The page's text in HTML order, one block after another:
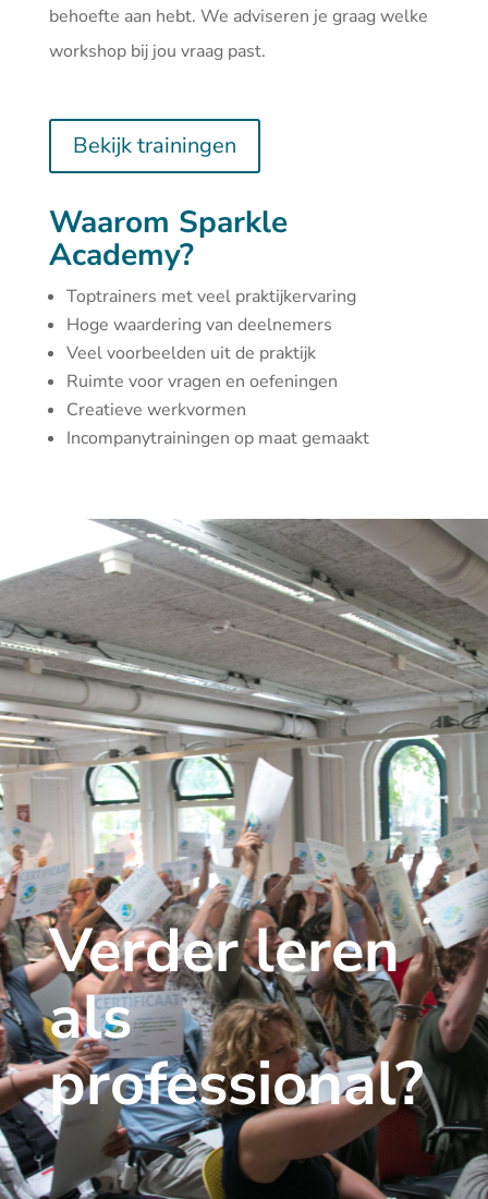
behoefte aan hebt. We adviseren je graag welke
workshop bij jou vraag past.
Bekijk trainingen
Waarom Sparkle
Academy?
Toptrainers met veel praktijkervaring
Hoge waardering van deelnemers
Veel voorbeelden uit de praktijk
Ruimte voor vragen en oefeningen
Creatieve werkvormen
Incompanytrainingen op maat gemaakt
Verder leren
als
professional?